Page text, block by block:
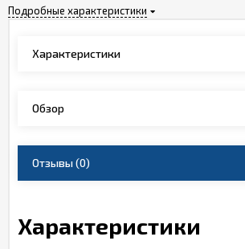
Подробные характеристики
Характеристики
Обзор
Отзывы(0)
Характеристики